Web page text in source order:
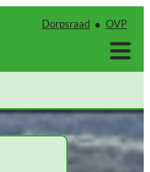
Dorpsraad OVP